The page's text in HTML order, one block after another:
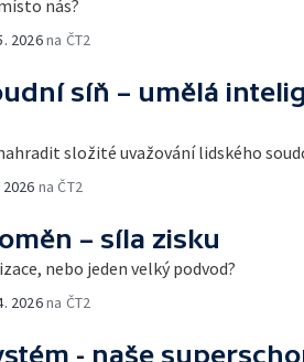
nás?
2026na ČT2
síň – umělá
složité uvažování lidského
2026 na ČT2
– síla zisku
nebo jeden velký podvod?
2026na ČT2
- naše